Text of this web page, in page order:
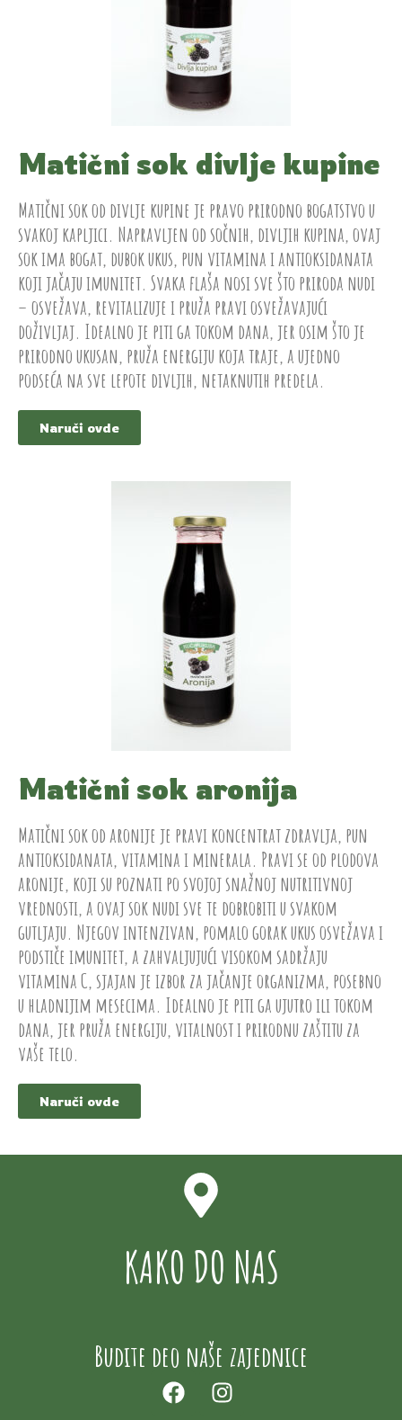
Matični sok divlje kupine
Matični sok od divlje kupine je pravo prirodno bogatstvo u
svakoj kapljici. Napravljen od sočnih, divljih kupina, ovaj
sok ima bogat, dubok ukus, pun vitamina i antioksidanata
koji jačaju imunitet. Svaka flaša nosi sve što priroda nudi
– osvežava, revitalizuje i pruža pravi osvežavajući
doživljaj. Idealno je piti ga tokom dana, jer osim što je
prirodno ukusan, pruža energiju koja traje, a ujedno
podseća na sve lepote divljih, netaknutih predela.
Naruči ovde
Matični sok aronija
Matični sok od aronije je pravi koncentrat zdravlja, pun
antioksidanata, vitamina i minerala. Pravi se od plodova
aronije, koji su poznati po svojoj snažnoj nutritivnoj
vrednosti, a ovaj sok nudi sve te dobrobiti u svakom
gutljaju. Njegov intenzivan, pomalo gorak ukus osvežava i
podstiče imunitet, a zahvaljujući visokom sadržaju
vitamina C, sjajan je izbor za jačanje organizma, posebno
u hladnijim mesecima. Idealno je piti ga ujutro ili tokom
dana, jer pruža energiju, vitalnost i prirodnu zaštitu za
vaše telo.
Naruči ovde
KAKO DO NAS
Budite deo naše zajednice